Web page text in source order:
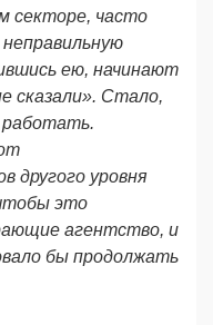
секторе, часто
ею, начинают
сказали». Стало,
работать.
другого уровня
это
агентство, и
бы продолжать